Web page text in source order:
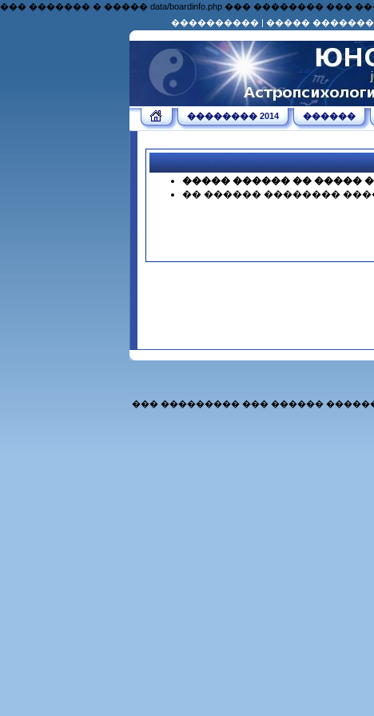
��� ������� � ����� data/boardinfo.php ��� ��������
���������� | ����� �������
�������� 2014 ������
����� ������ �� �����
�� ������ ��������
��� ��������� ��� ������